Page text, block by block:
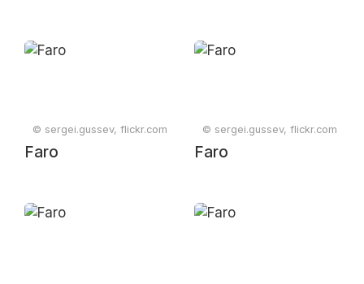
© sergei.gussev, flickr.com
Faro
© sergei.gussev, flickr.com
Faro